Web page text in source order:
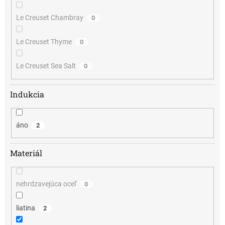
Le Creuset Chambray 0
Le Creuset Thyme 0
Le Creuset Sea Salt 0
Indukcia
áno 2
Materiál
nehrdzavejúca oceľ 0
liatina 2